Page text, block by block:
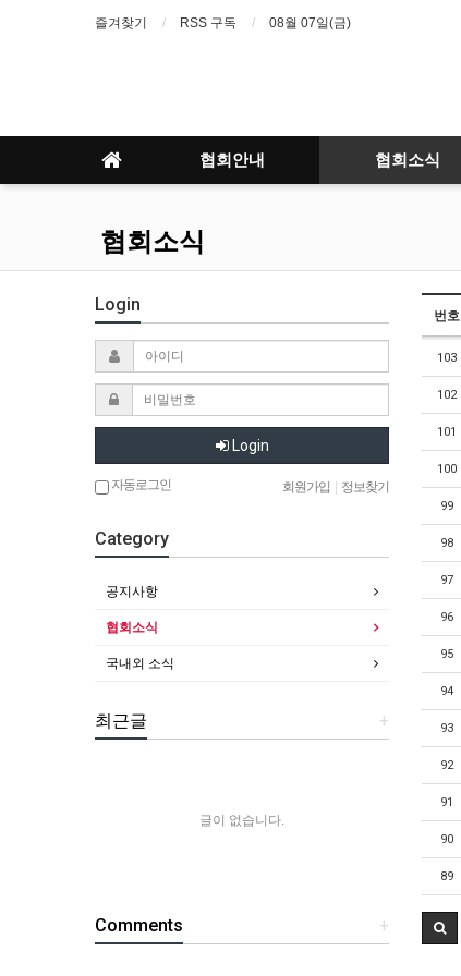
즐겨찾기 RSS 구독 08월 07일(금)
협회안내 협회소식
협회소식
번호
103
102
101
100
99
98
97
96
95
94
93
92
91
90
89
Login
Login
자동로그인 회원가입 정보찾기
Category
공지사항
협회소식
국내외 소식
+
최근글
글이 없습니다.
+
Comments